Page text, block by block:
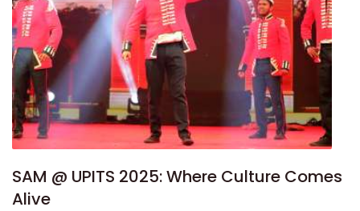
SAM @ UPITS 2025: Where Culture Comes
Alive